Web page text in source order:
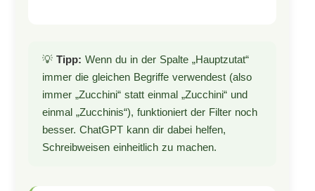
💡 Tipp: Wenn du in der Spalte „Hauptzutat“
immer die gleichen Begriffe verwendest (also
immer „Zucchini“ statt einmal „Zucchini“ und
einmal „Zucchinis“), funktioniert der Filter noch
besser. ChatGPT kann dir dabei helfen,
Schreibweisen einheitlich zu machen.